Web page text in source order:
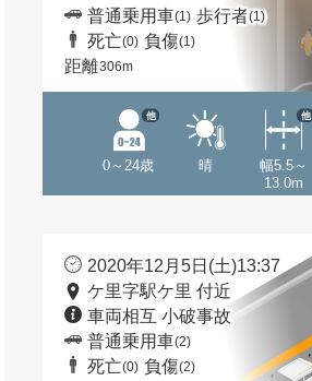
普通乗用車(1) 歩行者(1)
死亡(0) 負傷(1)
距離306m
0～24歳
他
晴
幅5.5～
13.0m
他
2020年12月5日(土)13:37
ケ里字駅ケ里 付近
車両相互 小破事故
普通乗用車(2)
死亡(0) 負傷(2)